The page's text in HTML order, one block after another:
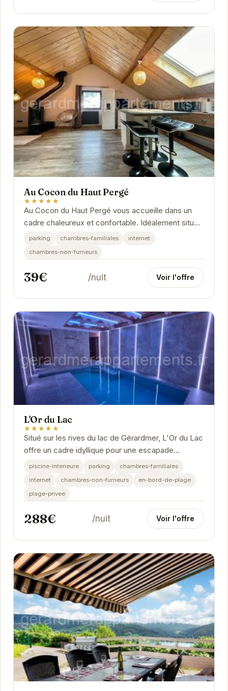
Au Cocon du Haut Pergé
★★★★★
Au Cocon du Haut Pergé vous accueille dans un
cadre chaleureux et confortable. Idéalement situé
à Gérardmer, cet établissement propose des...
parking chambres-familiales
internet
chambres-non-fumeurs
39€ /nuit Voir l'offre
L'Or du Lac
★★★★★
Situé sur les rives du lac de Gérardmer, L'Or du Lac
offre un cadre idyllique pour une escapade
relaxante. Avec une plage privée, une piscine...
piscine-interieure parking
chambres-familiales
internet
chambres-non-fumeurs
en-bord-de-plage
plage-privee
288€ /nuit Voir l'offre